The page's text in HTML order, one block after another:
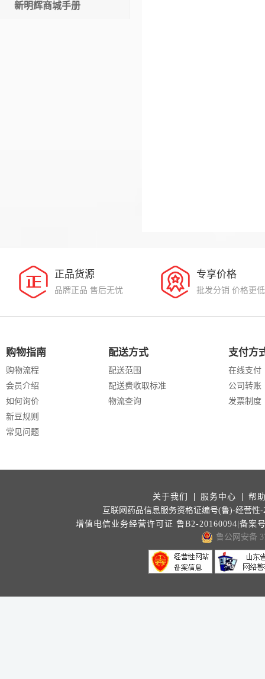
新明辉商城手册
正品货源
品牌正品 售后无忧
专享价格
批发分销 价格更低
购物指南
购物流程
会员介绍
如何询价
新豆规则
常见问题
配送方式
配送范围
配送费收取标准
物流查询
支付方
在线支付
公司转账
发票制度
关于我们 服务中心
帮
互联网药品信息服务资格证编号(鲁)-经营性-
增值电信业务经营许可证 鲁B2-20160094|备案
鲁公网安备